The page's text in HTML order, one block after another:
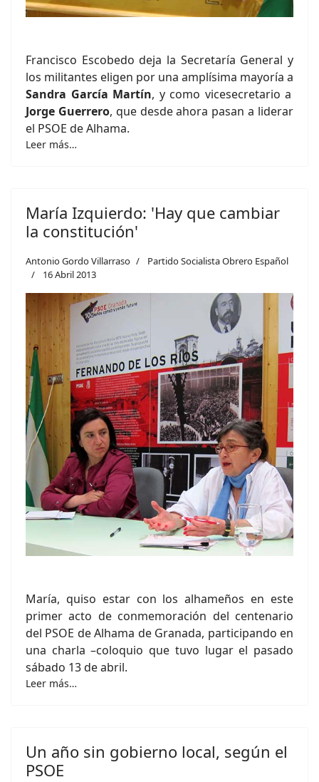
Francisco Escobedo deja la Secretaría General y
los militantes eligen por una amplísima mayoría a
Sandra García Martín, y como vicesecretario a
Jorge Guerrero, que desde ahora pasan a liderar
el PSOE de Alhama.
Leer más…
María Izquierdo: 'Hay que cambiar
la constitución'
Antonio Gordo Villarraso
Partido Socialista Obrero Español
16 Abril 2013
María, quiso estar con los alhameños en este
primer acto de conmemoración del centenario
del PSOE de Alhama de Granada, participando en
una charla –coloquio que tuvo lugar el pasado
sábado 13 de abril.
Leer más…
Un año sin gobierno local, según el
PSOE